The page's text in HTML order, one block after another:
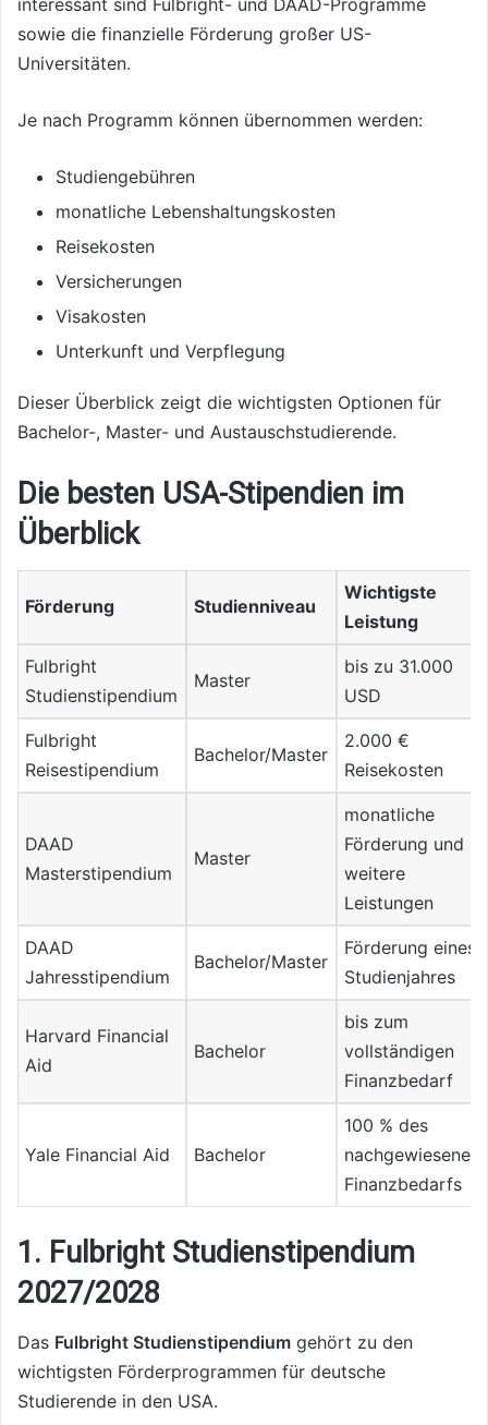
interessant sind Fulbright- und DAAD-Programme
sowie die finanzielle Förderung großer US-
Universitäten.
Je nach Programm können übernommen werden:
Studiengebühren
monatliche Lebenshaltungskosten
Reisekosten
Versicherungen
Visakosten
Unterkunft und Verpflegung
Dieser Überblick zeigt die wichtigsten Optionen für
Bachelor-, Master- und Austauschstudierende.
Die besten USA-Stipendien im
Überblick
Förderung Studienniveau
Wichtigste
Leistung
Fulbright
Studienstipendium
Master
bis zu 31.000
USD
Fulbright
Reisestipendium
Bachelor/Master
2.000 €
Reisekosten
DAAD
Masterstipendium
Master
monatliche
Förderung und
weitere
Leistungen
DAAD
Jahresstipendium
Bachelor/Master
Förderung eines
Studienjahres
Harvard Financial
Aid
Bachelor
bis zum
vollständigen
Finanzbedarf
Yale Financial Aid Bachelor
100 % des
nachgewiesenen
Finanzbedarfs
1. Fulbright Studienstipendium
2027/2028
Das Fulbright Studienstipendium gehört zu den
wichtigsten Förderprogrammen für deutsche
Studierende in den USA.